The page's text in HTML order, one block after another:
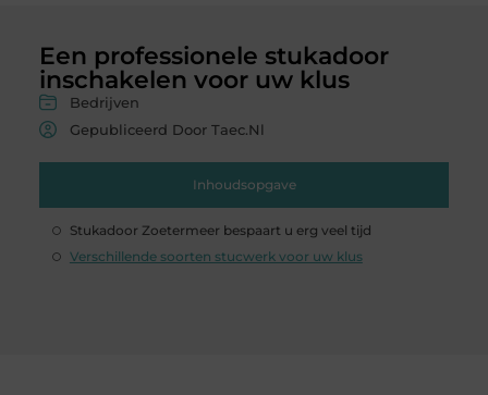
Een professionele stukadoor
inschakelen voor uw klus
Bedrijven
Gepubliceerd Door Taec.nl
Inhoudsopgave
Stukadoor Zoetermeer bespaart u erg veel tijd
Verschillende soorten stucwerk voor uw klus